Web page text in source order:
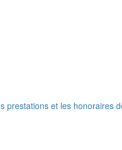
prestations et les honoraires